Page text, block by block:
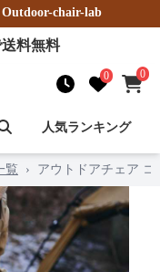
Outdoor-chair-lab
料無料
0 0
人気ランキング
覧 › アウトドアチェア